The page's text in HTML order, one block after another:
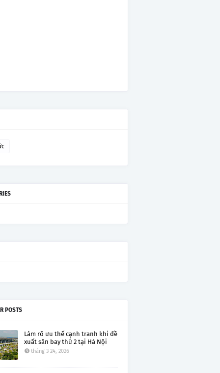
POSTS
Làm rõ ưu thế cạnh tranh khi đề
xuất sân bay thứ 2 tại Hà Nội
tháng 3 24, 2026